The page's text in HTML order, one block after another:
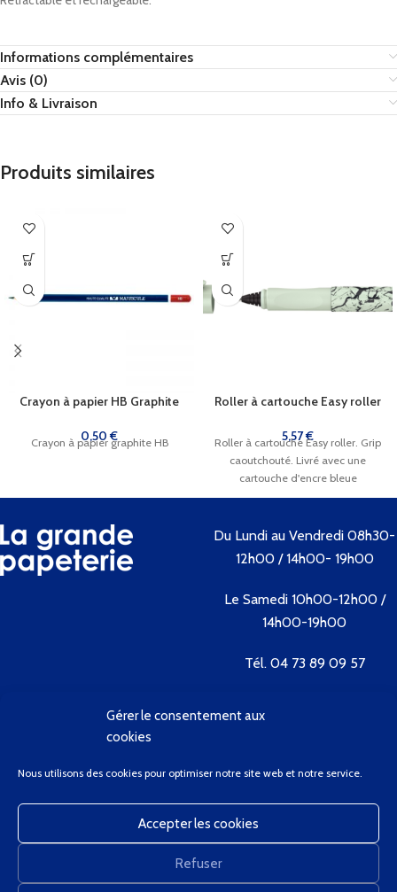
Gérer le consentement aux
cookies
Nous utilisons des cookies pour optimiser notre site web et notre service.
Accepter les cookies
Refuser
Informations complémentaires
Avis (0)
Info & Livraison
Produits similaires
Crayon à papier HB Graphite
0,50€
Crayon à papier graphite HB
Roller à cartouche Easy roller
5,57€
Roller à cartouche Easy roller. Grip
caoutchouté. Livré avec une
cartouche d'encre bleue
Du Lundi au Vendredi 08h30-
12h00 / 14h00- 19h00
Le Samedi 10h00-12h00 /
14h00-19h00
Tél. 04 73 89 09 57
Contactez-nous
Bienvenue
Contactez-Nous
Client Privilège
Mon Compte
Panier